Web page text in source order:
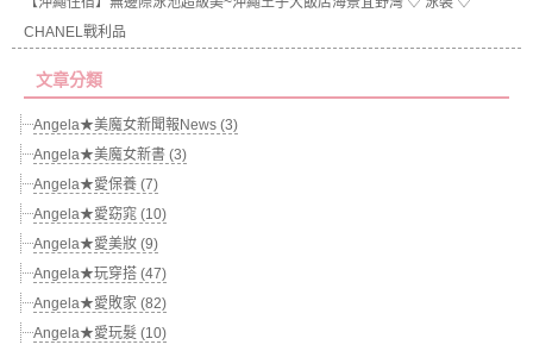
CHANEL戰利品
文章分類
Angela★美魔女新聞報News (3)
Angela★美魔女新書 (3)
Angela★愛保養 (7)
Angela★愛窈窕 (10)
Angela★愛美妝 (9)
Angela★玩穿搭 (47)
Angela★愛敗家 (82)
Angela★愛玩髮 (10)